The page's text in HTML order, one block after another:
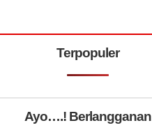
Terpopuler
Ayo….! Berlangganan